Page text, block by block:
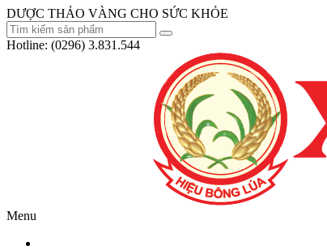
DƯỢC THẢO VÀNG CHO SỨC KHỎE
Hotline: (0296) 3.831.544
Menu